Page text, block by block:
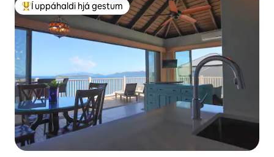
Í mestu uppáhaldi hjá gestum
Í uppáhaldi hjá gestum